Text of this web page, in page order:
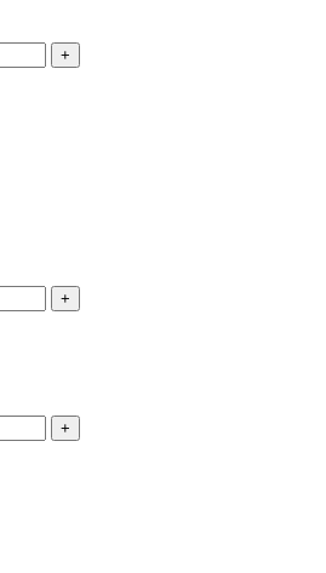
+
+
+